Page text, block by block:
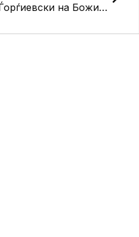
​Градоначалникот Ѓорѓиевски на Божикен појадок со бизнис заедницата од Кисела Вода